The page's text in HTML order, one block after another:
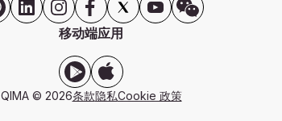
移动端应用
QIMA © 2026条款隐私Cookie 政策